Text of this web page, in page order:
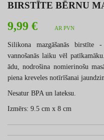
BIRSTĪTE BĒRNU
9,99 € AR PVN
Silikona mazgāšanās
vannošanās laiku vēl
ādu, nodrošina nomierinošu
piena kreveles notīrīšanai
Nesatur BPA un lateksu.
Izmērs: 9.5 cm x 8 cm